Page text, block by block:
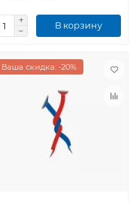
В корзину
Ваша скидка: -20%